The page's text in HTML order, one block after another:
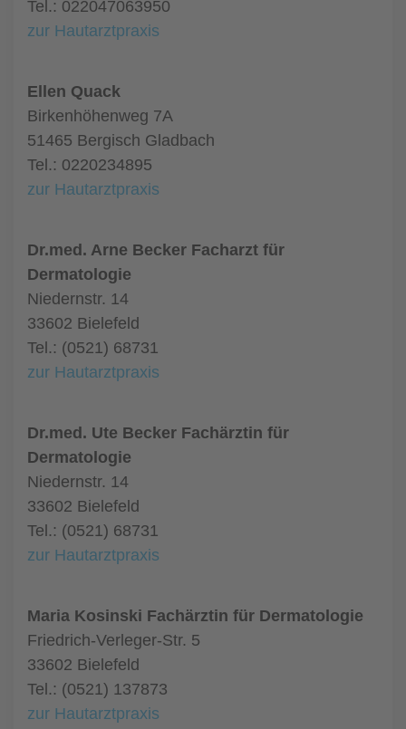
Tel.: 022047063950
zur Hautarztpraxis
Ellen Quack
Birkenhöhenweg 7A
51465 Bergisch Gladbach
Tel.: 0220234895
zur Hautarztpraxis
Dr.med. Arne Becker Facharzt für
Dermatologie
Niedernstr. 14
33602 Bielefeld
Tel.: (0521) 68731
zur Hautarztpraxis
Dr.med. Ute Becker Fachärztin für
Dermatologie
Niedernstr. 14
33602 Bielefeld
Tel.: (0521) 68731
zur Hautarztpraxis
Maria Kosinski Fachärztin für Dermatologie
Friedrich-Verleger-Str. 5
33602 Bielefeld
Tel.: (0521) 137873
zur Hautarztpraxis